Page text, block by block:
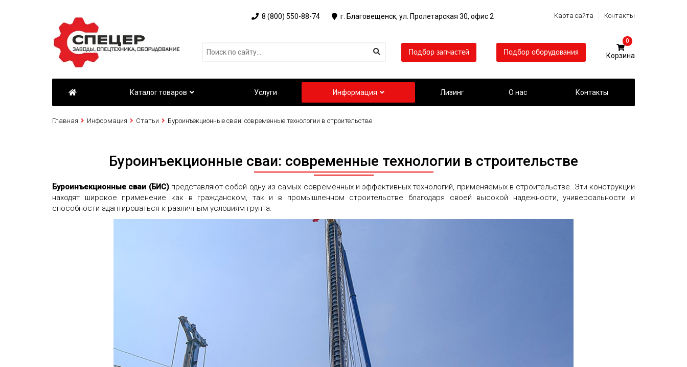
8 (800) 550-88-74 г. Благовещенск, ул. Пролетарская 30, офис 2 Карта сайта Контакты
Подбор запчастей Подбор оборудования
0
Каталог товаров Услуги Информация Лизинг О нас Контакты
Главная Информация Статьи Буроинъекционные сваи: современные технологии в строительстве
Буроинъекционные сваи: современные технологии в строительстве
Буроинъекционные сваи (БИС)представляют собой одну из самых современных и эффективных технологий, применяемых в строительстве. Эти конструкции
находят широкое применение как в гражданском, так и в промышленном строительстве благодаря своей высокой надежности, универсальности и
способности адаптироваться к различным условиям грунта.